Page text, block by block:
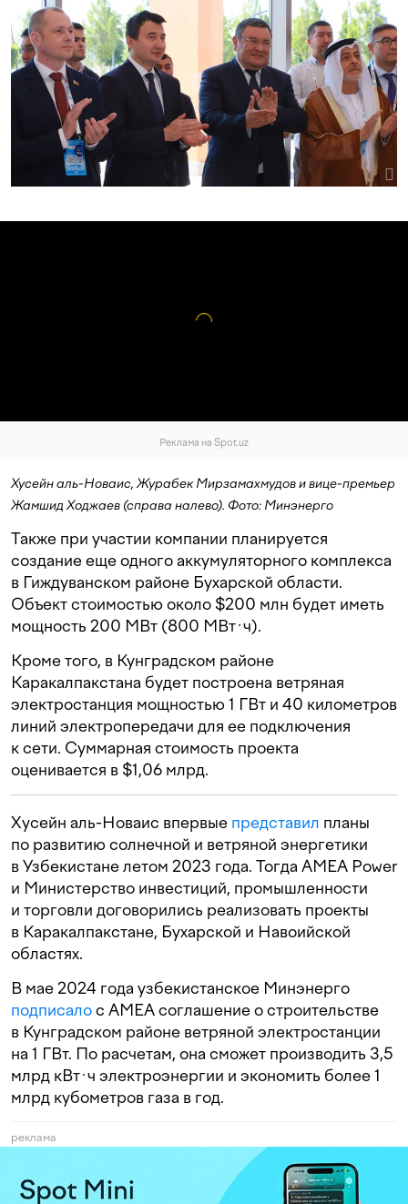
Реклама на Spot.uz
Хусейн аль-Новаис, Журабек Мирзамахмудов и вице-премьер
Жамшид Ходжаев (справа налево). Фото: Минэнерго
Также при участии компании планируется
создание еще одного аккумуляторного комплекса
в Гиждуванском районе Бухарской области.
Объект стоимостью около $200 млн будет иметь
мощность 200 МВт (800 МВт·ч).
Кроме того, в Кунградском районе
Каракалпакстана будет построена ветряная
электростанция мощностью 1 ГВт и 40 километров
линий электропередачи для ее подключения
к сети. Суммарная стоимость проекта
оценивается в $1,06 млрд.
Хусейн аль-Новаис впервые представил планы
по развитию солнечной и ветряной энергетики
в Узбекистане летом 2023 года. Тогда AMEA Power
и Министерство инвестиций, промышленности
и торговли договорились реализовать проекты
в Каракалпакстане, Бухарской и Навоийской
областях.
В мае 2024 года узбекистанское Минэнерго
подписалос AMEA соглашение о строительстве
в Кунградском районе ветряной электростанции
на 1 ГВт. По расчетам, она сможет производить 3,5
млрд кВт·ч электроэнергии и экономить более 1
млрд кубометров газа в год.
реклама